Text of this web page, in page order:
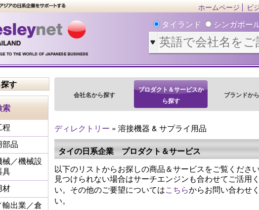
ホームページ ビ
タイランド シンガポー
す
索
程
部品
械／機械設
具
材
輸出業／倉
会社名から探す
プロダクト＆サービスか
ら探す
ブランドか
ディレクトリー » 溶接機器 & サプライ用品
タイの日系企業 プロダクト＆サービス
以下のリストからお探しの商品＆サービスをご覧くださ
見つけられない場合はサーチエンジンも合わせてご活用
い。その他のご要望についてはこちらからお問い合わせ
い。